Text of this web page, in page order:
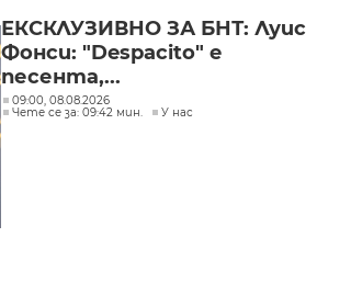
ЕКСКЛУЗИВНО ЗА БНТ: Луис
Фонси: "Despacito" е
песента,...
09:00, 08.08.2026
Чете се за: 09:42 мин.
У нас